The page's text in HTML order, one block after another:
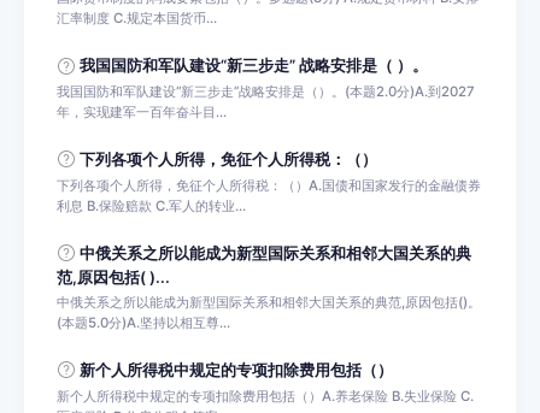
汇率制度 C.规定本国货币...
我国国防和军队建设“新三步走” 战略安排是（ ）。
我国国防和军队建设“新三步走”战略安排是（）。(本题2.0分)A.到2027
年，实现建军一百年奋斗目...
下列各项个人所得，免征个人所得税：（）
下列各项个人所得，免征个人所得税：（）A.国债和国家发行的金融债券
利息 B.保险赔款 C.军人的转业...
中俄关系之所以能成为新型国际关系和相邻大国关系的典
范,原因包括( )...
中俄关系之所以能成为新型国际关系和相邻大国关系的典范,原因包括()。
(本题5.0分)A.坚持以相互尊...
新个人所得税中规定的专项扣除费用包括（）
新个人所得税中规定的专项扣除费用包括（）A.养老保险 B.失业保险 C.